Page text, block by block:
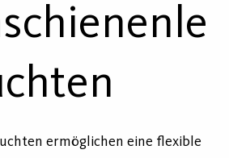
ermöglichen eine flexible